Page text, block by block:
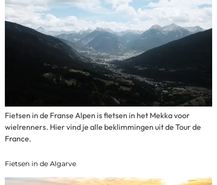
Fietsen in de Franse Alpen is fietsen in het Mekka voor
wielrenners. Hier vind je alle beklimmingen uit de Tour de
France.
Fietsen in de Algarve